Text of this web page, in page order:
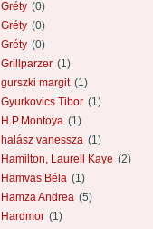
Gréty (0)
Gréty (0)
Gréty (0)
Grillparzer (1)
gurszki margit (1)
Gyurkovics Tibor (1)
H.P.Montoya (1)
halász vanessza (1)
Hamilton, Laurell Kaye (2)
Hamvas Béla (1)
Hamza Andrea (5)
Hardmor (1)